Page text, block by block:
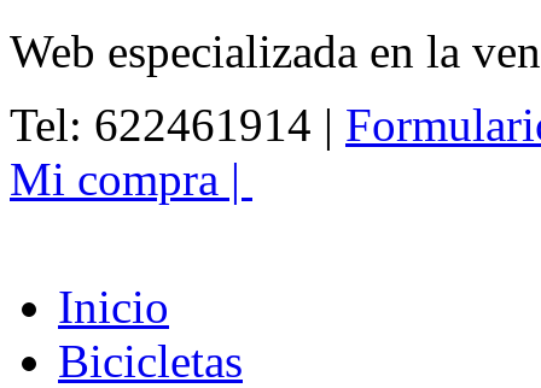
Web especializada en la
Tel: 622461914 |
Mi compra |
Inicio
Bicicletas